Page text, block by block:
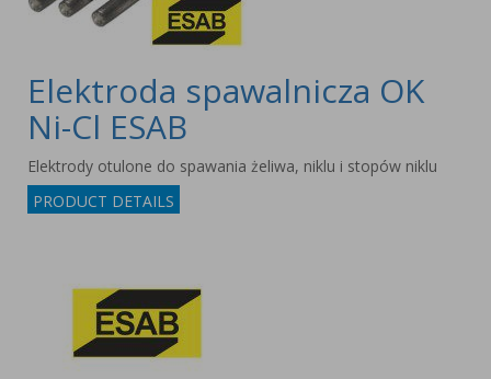
Elektroda spawalnicza OK
Ni-Cl ESAB
Elektrody otulone do spawania żeliwa, niklu i stopów niklu
PRODUCT DETAILS